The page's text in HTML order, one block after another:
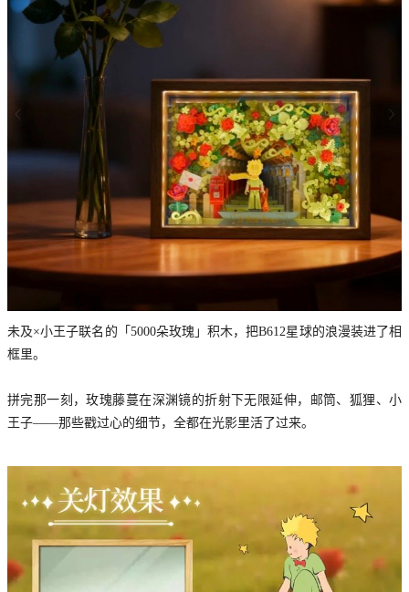
未及×小王子联名的「5000朵玫瑰」积木，把B612星球的浪漫装进了相
框里。
拼完那一刻，玫瑰藤蔓在深渊镜的折射下无限延伸，邮筒、狐狸、小
王子——那些戳过心的细节，全都在光影里活了过来。